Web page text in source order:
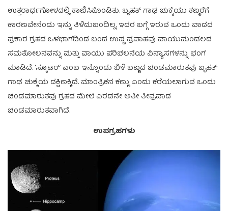
ಉತ್ತರಾರ್ಧಗೋಳದಲ್ಲಿ ಕಾಣಿಸಿಕೊಂಡಿತು. ಬೃಹತ್ ಗಾಢ ಚುಕ್ಕೆಯು ಕಣ್ಮರೆಗೆ
ಕಾರಣವೇನೆಂದು ಇನ್ನು ತಿಳಿದುಬಂದಿಲ್ಲ. ಇದರ ಬಗ್ಗೆ ಇರುವ ಒಂದು ವಾದದ
ಪ್ರಕಾರ ಗ್ರಹದ ಒಳಭಾಗದಿಂದ ಬಂದ ಉಷ್ಣ ಪ್ರವಾಹವು ವಾಯುಮಂಡಲದ
ಸಮತೋಲನವನ್ನು ಮತ್ತು ವಾಯು ಪರಿಚಲನೆಯ ವಿನ್ಯಾಸಗಳನ್ನು ಭಂಗ
ಮಾಡಿದೆ. ‘ಸ್ಕೂಟರ್’ ಎಂಬ ಇನ್ನೊಂದು ಬಿಳಿ ಬಣ್ಣದ ಚಂಡಮಾರುತವು ಬೃಹತ್
ಗಾಢ ಚುಕ್ಕೆಯ ದಕ್ಷಿಣಕ್ಕಿದೆ. ಮಾಂತ್ರಿಕನ ಕಣ್ಣು ಎಂದು ಕರೆಯಲಾಗುವ ಒಂದು
ಚಂಡಮಾರುತವು ಗ್ರಹದ ಮೇಲೆ ಎರಡನೇ ಅತೀ ತೀವ್ರವಾದ
ಚಂಡಮಾರುತವಾಗಿದೆ.
ಉಪಗ್ರಹಗಳು